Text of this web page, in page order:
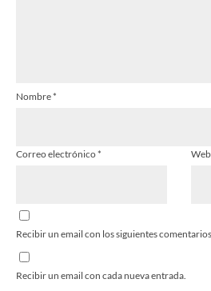
Nombre*
Correo electrónico* Web
Recibir un email con los siguientes
Recibir un email con cada nueva entrada.